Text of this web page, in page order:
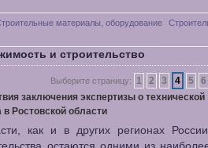
материалы, оборудование
и строительство
Выберите страницу: 1 2 3 4 5 6
заключения экспертизы о технической
в Ростовской области
как и в других регионах